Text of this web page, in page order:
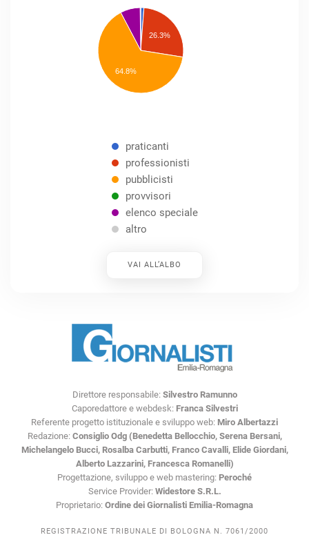
26.3%
64.8%
praticanti
professionisti
pubblicisti
provvisori
elenco speciale
altro
VAI ALL’ALBO
Direttore responsabile: Silvestro Ramunno
Caporedattore e webdesk: Franca Silvestri
Referente progetto istituzionale e sviluppo web: Miro Albertazzi
Redazione: Consiglio Odg (Benedetta Bellocchio, Serena Bersani,
Michelangelo Bucci, Rosalba Carbutti, Franco Cavalli, Elide Giordani,
Alberto Lazzarini, Francesca Romanelli)
Progettazione, sviluppo e web mastering: Peroché
Service Provider: Widestore S.R.L.
Proprietario: Ordine dei Giornalisti Emilia-Romagna
REGISTRAZIONE TRIBUNALE DI BOLOGNA N. 7061/2000